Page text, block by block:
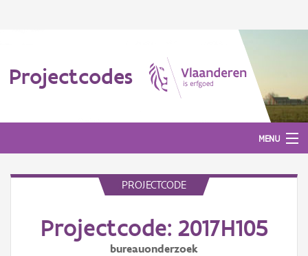
Projectcodes
MENU
PROJECTCODE
Projectcode: 2017H105
bureauonderzoek